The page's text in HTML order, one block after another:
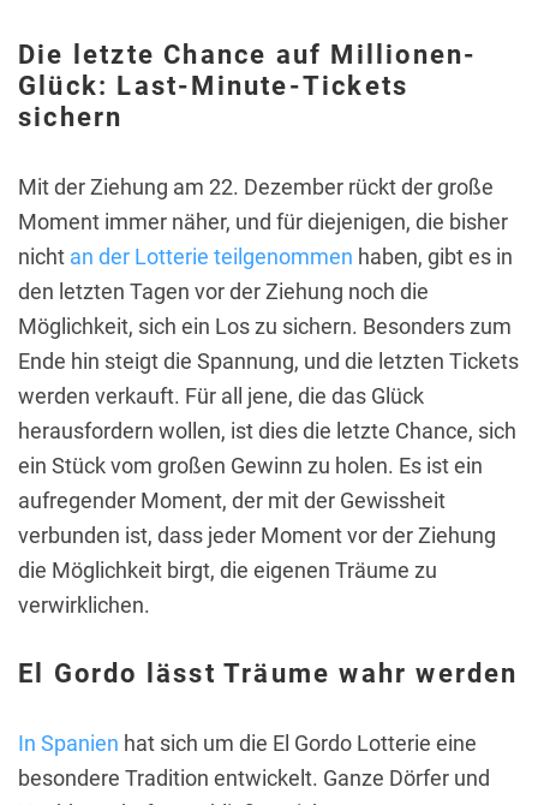
Die letzte Chance auf Millionen-
Glück: Last-Minute-Tickets
sichern
Mit der Ziehung am 22. Dezember rückt der große
Moment immer näher, und für diejenigen, die bisher
nicht an der Lotterie teilgenommen haben, gibt es in
den letzten Tagen vor der Ziehung noch die
Möglichkeit, sich ein Los zu sichern. Besonders zum
Ende hin steigt die Spannung, und die letzten Tickets
werden verkauft. Für all jene, die das Glück
herausfordern wollen, ist dies die letzte Chance, sich
ein Stück vom großen Gewinn zu holen. Es ist ein
aufregender Moment, der mit der Gewissheit
verbunden ist, dass jeder Moment vor der Ziehung
die Möglichkeit birgt, die eigenen Träume zu
verwirklichen.
El Gordo lässt Träume wahr werden
In Spanien hat sich um die El Gordo Lotterie eine
besondere Tradition entwickelt. Ganze Dörfer und